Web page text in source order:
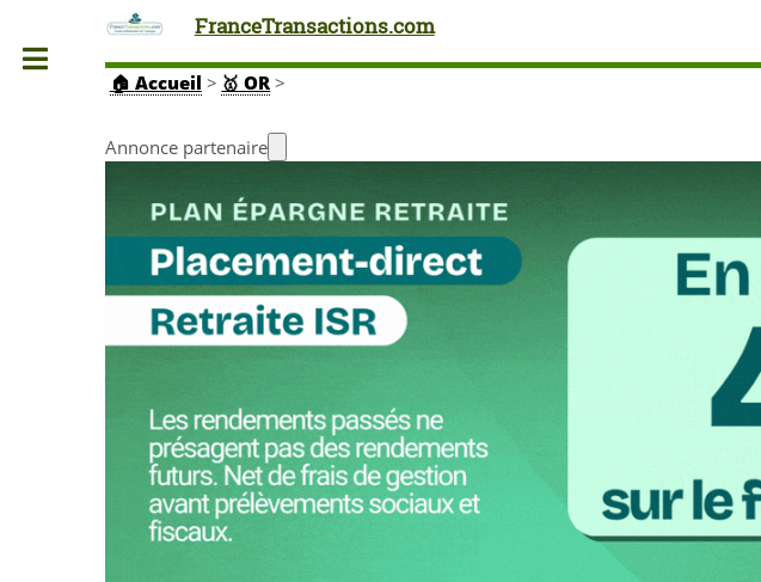
FranceTransactions.com
🏠 Accueil > 🥇 OR >
Annonce partenaire
Toggle